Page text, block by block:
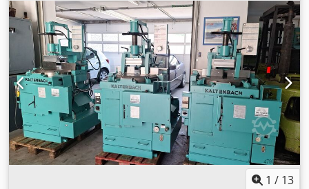
m/min Posuw: 0 - 1.000 mm/min Szybki posuw/powrót:
1.550 mm/min Maksymalny zakres roboczy: 130 mm Zakres
obrabianego materiału kwadratowego: 120 mm Zakres
obrabianego materiału płaskiego: 305 x 20 mm Zakres
obrabianego materiału okrągłego: 130 mm Minimalny
zakres roboczy: 10 x 10 mm Zakres kątowy: 0° - 90° - 0°
Wymiary (DxSxW): 1.080 x 900 x 1.760 mm Waga: 900 kg
Oględziny/odbiór: 89558 Boehmenkirch Wysyłka możliwa
na zapytanie Wózek widłowy do załadunku dostępny.
1 / 13